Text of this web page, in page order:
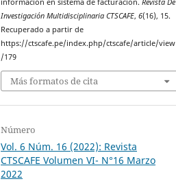
información en sistema de facturación.Revista De
Investigación Multidisciplinaria CTSCAFE,6(16), 15.
Recuperado a partir de
https://ctscafe.pe/index.php/ctscafe/article/view
/179
Más formatos de cita
Número
Vol. 6 Núm. 16 (2022): Revista
CTSCAFE Volumen VI- N°16 Marzo
2022